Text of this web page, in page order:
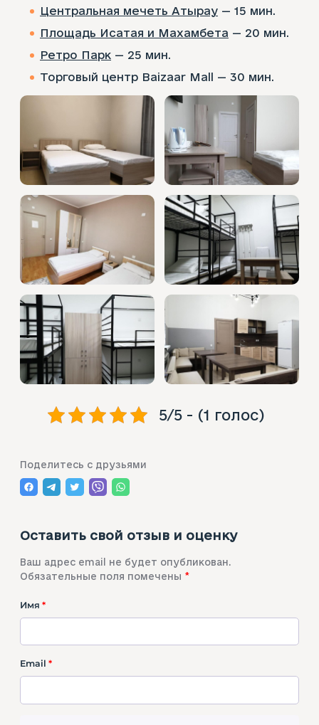
Центральная мечеть Атырау — 15 мин.
Площадь Исатая и Махамбета — 20 мин.
Ретро Парк — 25 мин.
Торговый центр Baizaar Mall — 30 мин.
5/5 - (1 голос)
Поделитесь с друзьями
Оставить свой отзыв и оценку
Ваш адрес email не будет опубликован.
Обязательные поля помечены *
Имя *
Email *